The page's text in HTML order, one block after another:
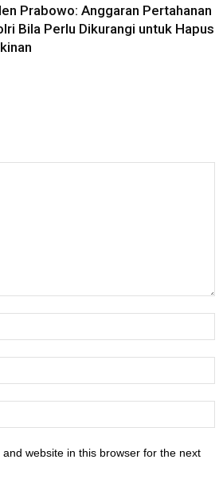
Prabowo: Anggaran Pertahanan
Bila Perlu Dikurangi untuk Hapus
website in this browser for the next